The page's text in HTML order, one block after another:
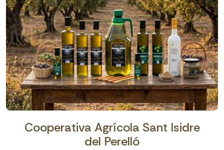
Cooperativa Agrícola Sant Isidre
del Perelló